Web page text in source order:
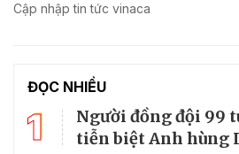
Cập nhập tin tức vinaca
ĐỌC NHIỀU
1
Người đồng đội 99
tiễn biệt Anh hùng